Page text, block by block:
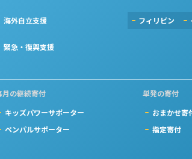
海外自立支援 フィリピン
緊急・復興支援
月の継続寄付
キッズパワーサポーター
ペンパルサポーター
単発の寄付
おまかせ寄
指定寄付